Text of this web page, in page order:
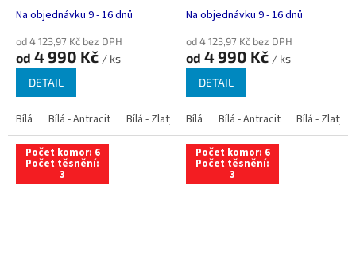
Na objednávku 9 - 16 dnů
od 4 123,97 Kč bez DPH
od 4 990 Kč / ks
DETAIL
Bílá Bílá - Antracit Bílá - Zlatý dub Bílá - Tmavý dub Bílá -
Na objednávku 9 - 16 dnů
od 4 123,97 Kč bez DPH
od 4 990 Kč / ks
DETAIL
Bílá Bílá - Antracit Bílá - Zlatý
Počet komor: 6
Počet těsnění:
3
Počet komor: 6
Počet těsnění:
3